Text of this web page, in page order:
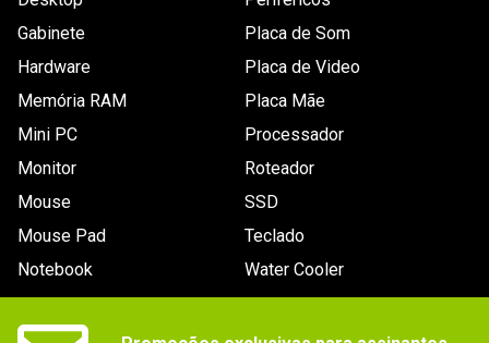
Interface
tranferência
Consumo
- Consumo em idle: 3.91w
- Consumo típico: 7.15w
15 x 70,10 x 100.45 mm
Outras
MTBF: Não especificado
Gabinete
Hardware
Memória RAM
Mini PC
Monitor
Mouse
Mouse Pad
Notebook
Placa de Som
Placa de Video
Placa Mãe
Processador
Roteador
SSD
Teclado
Water Cooler